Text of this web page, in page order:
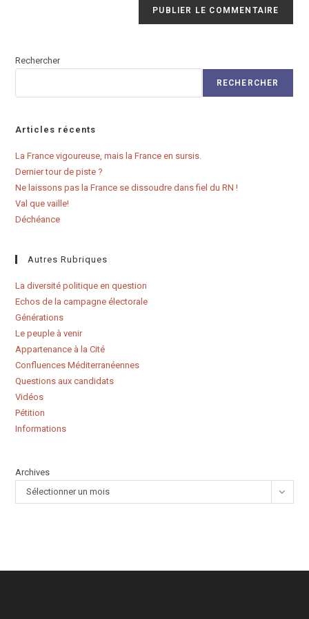
Rechercher
RECHERCHER
Articles récents
La France vigoureuse, mais la France en sursis.
Dernier tour de piste ?
Ne laissons pas la France se dissoudre dans fiel du RN !
Val que vaille!
Déchéance
Autres Rubriques
La diversité politique en question
Echos de la campagne électorale
Générations
Le peuple à venir
Appartenance à la Cité
Confluences Méditerranéennes
Questions aux candidats
Vidéos
Pétition
Informations
Archives
Sélectionner un mois